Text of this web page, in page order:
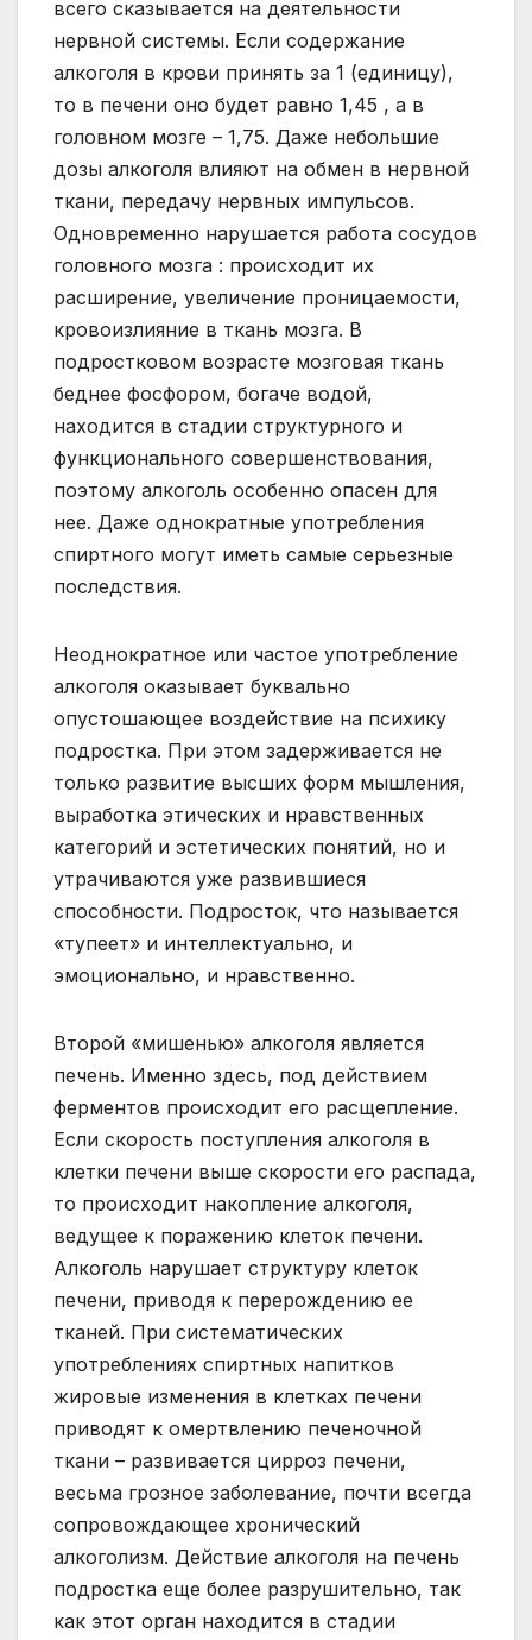
всего сказывается на деятельности
нервной системы. Если содержание
алкоголя в крови принять за 1 (единицу),
то в печени оно будет равно 1,45 , а в
головном мозге – 1,75. Даже небольшие
дозы алкоголя влияют на обмен в нервной
ткани, передачу нервных импульсов.
Одновременно нарушается работа сосудов
головного мозга : происходит их
расширение, увеличение проницаемости,
кровоизлияние в ткань мозга. В
подростковом возрасте мозговая ткань
беднее фосфором, богаче водой,
находится в стадии структурного и
функционального совершенствования,
поэтому алкоголь особенно опасен для
нее. Даже однократные употребления
спиртного могут иметь самые серьезные
последствия.
Неоднократное или частое употребление
алкоголя оказывает буквально
опустошающее воздействие на психику
подростка. При этом задерживается не
только развитие высших форм мышления,
выработка этических и нравственных
категорий и эстетических понятий, но и
утрачиваются уже развившиеся
способности. Подросток, что называется
«тупеет» и интеллектуально, и
эмоционально, и нравственно.
Второй «мишенью» алкоголя является
печень. Именно здесь, под действием
ферментов происходит его расщепление.
Если скорость поступления алкоголя в
клетки печени выше скорости его распада,
то происходит накопление алкоголя,
ведущее к поражению клеток печени.
Алкоголь нарушает структуру клеток
печени, приводя к перерождению ее
тканей. При систематических
употреблениях спиртных напитков
жировые изменения в клетках печени
приводят к омертвлению печеночной
ткани – развивается цирроз печени,
весьма грозное заболевание, почти всегда
сопровождающее хронический
алкоголизм. Действие алкоголя на печень
подростка еще более разрушительно, так
как этот орган находится в стадии